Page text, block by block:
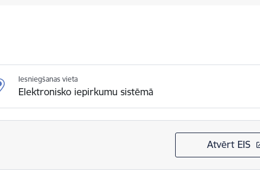
Iesniegšanas vieta
Elektronisko iepirkumu sistēmā
Atvērt EIS